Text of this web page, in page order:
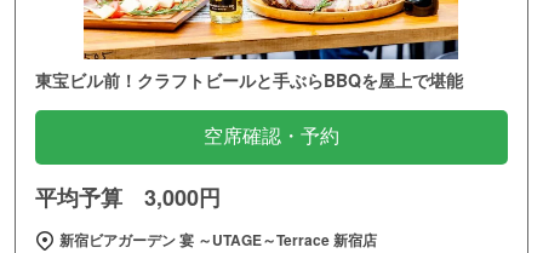
東宝ビル前！クラフトビールと手ぶらBBQを屋上で堪能
空席確認・予約
平均予算 3,000円
新宿ビアガーデン 宴 ～UTAGE～Terrace 新宿店